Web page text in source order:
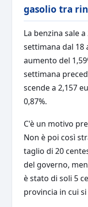
gasolio tra
La benzina sale
settimana dal 18
aumento del
settimana
scende a 2,157
0,87%.
C'è un motivo
Non è poi così
taglio di 20
del governo,
è stato di soli 5
provincia in cui